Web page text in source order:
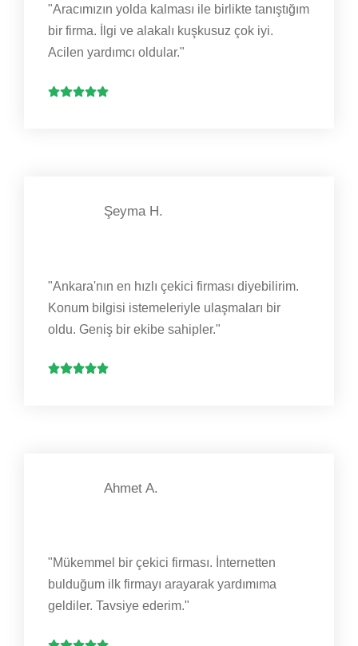
"Aracımızın yolda kalması ile birlikte tanıştığım
bir firma. İlgi ve alakalı kuşkusuz çok iyi.
Acilen yardımcı oldular."
Şeyma H.
"Ankara'nın en hızlı çekici firması diyebilirim.
Konum bilgisi istemeleriyle ulaşmaları bir
oldu. Geniş bir ekibe sahipler."
Ahmet A.
"Mükemmel bir çekici firması. İnternetten
bulduğum ilk firmayı arayarak yardımıma
geldiler. Tavsiye ederim."